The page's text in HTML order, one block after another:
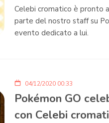
Celebi cromatico è pronto
parte del nostro staff su
evento dedicato a lui.
04/12/2020 00:33
Pokémon GO
con Celebi